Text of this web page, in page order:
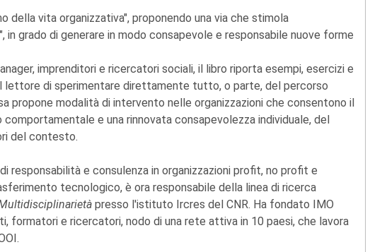
della vita organizzativa", proponendo una via che stimola
in grado di generare in modo consapevole e responsabile nuove forme
imprenditori e ricercatori sociali, il libro riporta esempi, esercizi e
lettore di sperimentare direttamente tutto, o parte, del percorso
propone modalità di intervento nelle organizzazioni che consentono il
e una rinnovata consapevolezza individuale, del
del contesto.
responsabilità e consulenza in organizzazioni profit, no profit e
tecnologico, è ora responsabile della linea di ricerca
presso l'istituto Ircres del CNR. Ha fondato IMO
formatori e ricercatori, nodo di una rete attiva in 10 paesi, che lavora